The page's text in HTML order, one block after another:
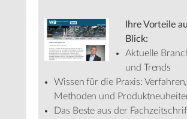
Ihre Vorteile
Blick:
Aktuelle
und Trends
Wissen für die Praxis: Verfahren,
Methoden und
Das Beste aus der